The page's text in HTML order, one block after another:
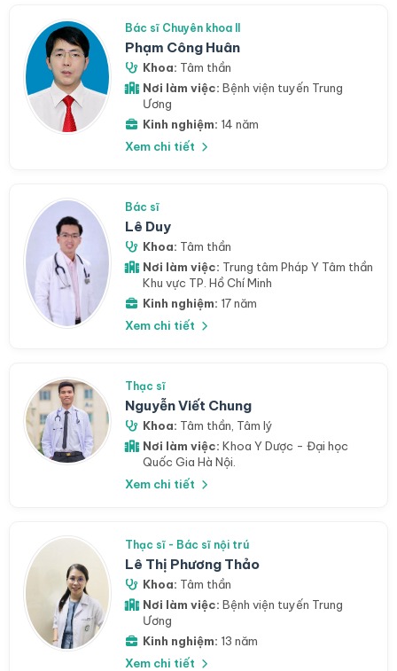
Bác sĩ Chuyên khoa II
Phạm Công Huân
Khoa: Tâm thần
Nơi làm việc: Bệnh viện tuyến Trung
Ương
Kinh nghiệm: 14 năm
Xem chi tiết
Bác sĩ
Lê Duy
Khoa: Tâm thần
Nơi làm việc: Trung tâm Pháp Y Tâm thần
Khu vực TP. Hồ Chí Minh
Kinh nghiệm: 17 năm
Xem chi tiết
Thạc sĩ
Nguyễn Viết Chung
Khoa: Tâm thần Tâm lý
Nơi làm việc: Khoa Y Dược - Đại học
Quốc Gia Hà Nội.
Xem chi tiết
Thạc sĩ - Bác sĩ nội trú
Lê Thị Phương Thảo
Khoa: Tâm thần
Nơi làm việc: Bệnh viện tuyến Trung
Ương
Kinh nghiệm: 13 năm
Xem chi tiết